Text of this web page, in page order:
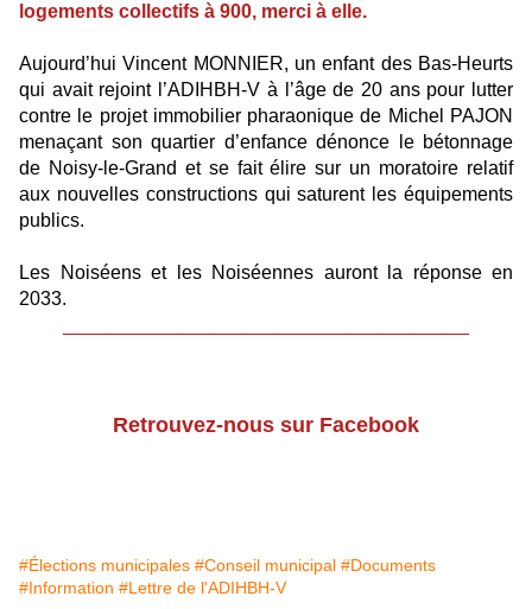
logements collectifs à 900, merci à elle.
Aujourd’hui Vincent MONNIER, un enfant des Bas-Heurts
qui avait rejoint l’ADIHBH-V à l’âge de 20 ans pour lutter
contre le projet immobilier pharaonique de Michel PAJON
menaçant son quartier d’enfance dénonce le bétonnage
de Noisy-le-Grand et se fait élire sur un moratoire relatif
aux nouvelles constructions qui saturent les équipements
publics.
Les Noiséens et les Noiséennes auront la réponse en
2033.
Retrouvez-nous sur Facebook
#Élections municipales #Conseil municipal #Documents
#Information #Lettre de l'ADIHBH-V